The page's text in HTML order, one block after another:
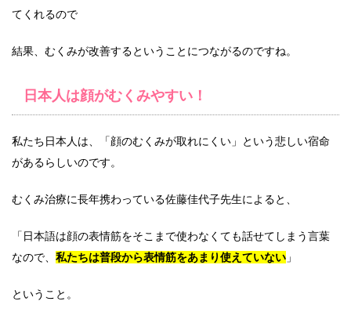
てくれるので
結果、むくみが改善するということにつながるのですね。
日本人は顔がむくみやすい！
私たち日本人は、「顔のむくみが取れにくい」という悲しい宿命
があるらしいのです。
むくみ治療に長年携わっている佐藤佳代子先生によると、
「日本語は顔の表情筋をそこまで使わなくても話せてしまう言葉
なので、 私たちは普段から表情筋をあまり使えていない 」
ということ。